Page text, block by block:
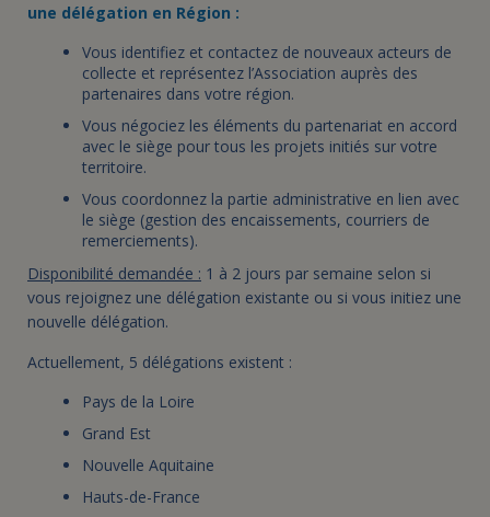
une délégation en Région :
Vous identifiez et contactez de nouveaux acteurs de
collecte et représentez l’Association auprès des
partenaires dans votre région.
Vous négociez les éléments du partenariat en accord
avec le siège pour tous les projets initiés sur votre
territoire.
Vous coordonnez la partie administrative en lien avec
le siège (gestion des encaissements, courriers de
remerciements).
Disponibilité demandée : 1 à 2 jours par semaine selon si
vous rejoignez une délégation existante ou si vous initiez une
nouvelle délégation.
Actuellement, 5 délégations existent :
Pays de la Loire
Grand Est
Nouvelle Aquitaine
Hauts-de-France